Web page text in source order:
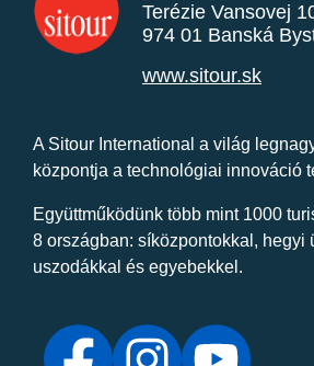
Terézie Vansovej
974 01 Banská
www.sitour.sk
A Sitour International a világ
központja a technológiai innováció
Együttműködünk több mint 1000
8 országban: síközpontokkal, hegyi
uszodákkal és egyebekkel.